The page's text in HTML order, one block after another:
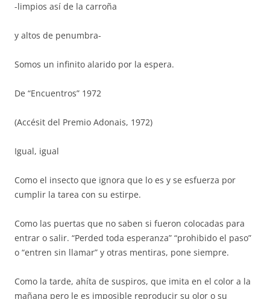
-limpios así de la carroña
y altos de penumbra-
Somos un infinito alarido por la espera.
De “Encuentros” 1972
(Accésit del Premio Adonais, 1972)
Igual, igual
Como el insecto que ignora que lo es y se esfuerza por
cumplir la tarea con su estirpe.
Como las puertas que no saben si fueron colocadas para
entrar o salir. “Perded toda esperanza” “prohibido el paso”
o “entren sin llamar” y otras mentiras, pone siempre.
Como la tarde, ahíta de suspiros, que imita en el color a la
mañana pero le es imposible reproducir su olor o su